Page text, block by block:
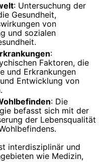
: Untersuchung der
Gesundheit,
von
und sozialen
:
Faktoren, die
und Erkrankungen
Entwicklung von
: Die
befasst sich mit der
der Lebensqualität
interdisziplinär und
wie Medizin,